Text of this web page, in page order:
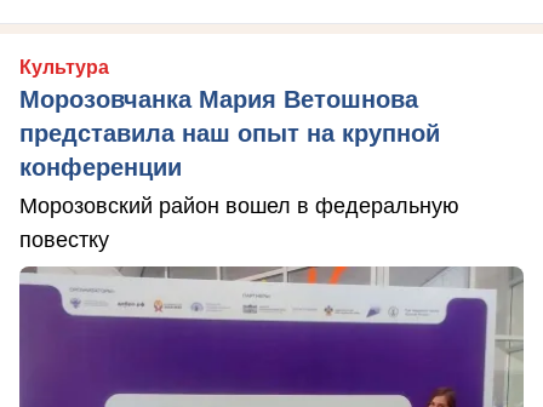
Культура
Морозовчанка Мария Ветошнова
представила наш опыт на крупной
конференции
Морозовский район вошел в федеральную
повестку